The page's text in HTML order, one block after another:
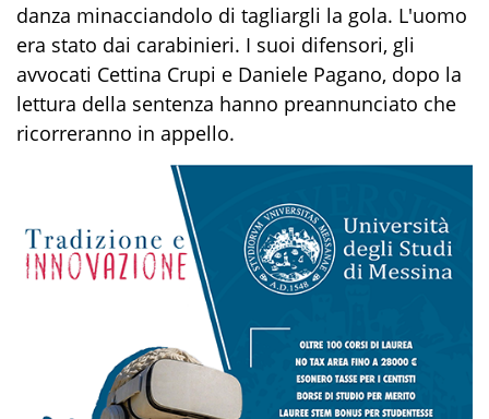
danza minacciandolo di tagliargli la gola. L'uomo
era stato dai carabinieri. I suoi difensori, gli
avvocati Cettina Crupi e Daniele Pagano, dopo la
lettura della sentenza hanno preannunciato che
ricorreranno in appello.